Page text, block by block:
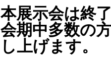
本展示会は終
会期中多数の
し上げます。